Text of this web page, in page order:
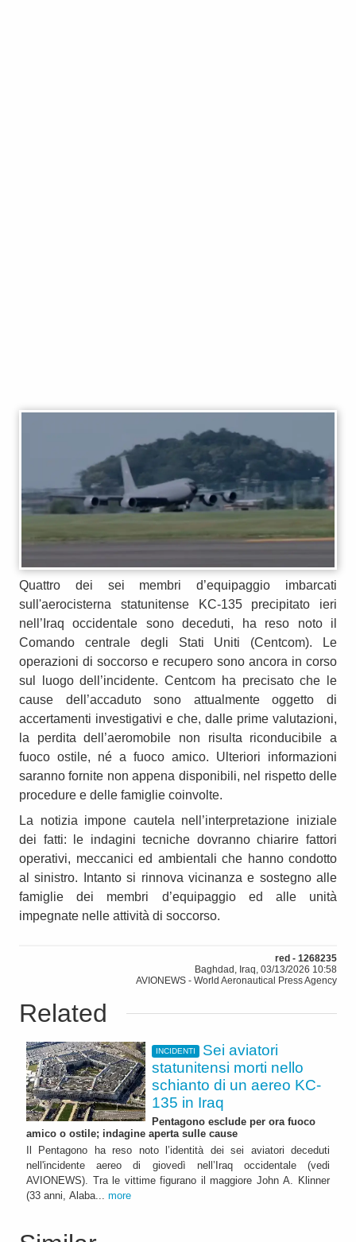
Quattro dei sei membri d’equipaggio imbarcati
sull'aerocisterna statunitense KC-135 precipitato ieri
nell’Iraq occidentale sono deceduti, ha reso noto il
Comando centrale degli Stati Uniti (Centcom). Le
operazioni di soccorso e recupero sono ancora in corso
sul luogo dell’incidente. Centcom ha precisato che le
cause dell’accaduto sono attualmente oggetto di
accertamenti investigativi e che, dalle prime valutazioni,
la perdita dell’aeromobile non risulta riconducibile a
fuoco ostile, né a fuoco amico. Ulteriori informazioni
saranno fornite non appena disponibili, nel rispetto delle
procedure e delle famiglie coinvolte.
La notizia impone cautela nell’interpretazione iniziale
dei fatti: le indagini tecniche dovranno chiarire fattori
operativi, meccanici ed ambientali che hanno condotto
al sinistro. Intanto si rinnova vicinanza e sostegno alle
famiglie dei membri d’equipaggio ed alle unità
impegnate nelle attività di soccorso.
red - 1268235
Baghdad, Iraq, 03/13/2026 10:58
AVIONEWS - World Aeronautical Press Agency
Related
INCIDENTI
Sei aviatori
statunitensi morti nello
schianto di un aereo KC-
135 in Iraq
Pentagono esclude per ora fuoco
amico o ostile; indagine aperta sulle cause
Il Pentagono ha reso noto l’identità dei sei aviatori deceduti
nell'incidente aereo di giovedì nell’Iraq occidentale (vedi
AVIONEWS). Tra le vittime figurano il maggiore John A. Klinner
(33 anni, Alaba... more